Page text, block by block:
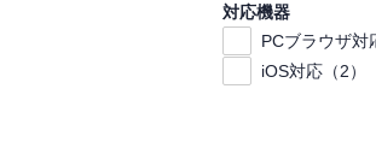
対応機器
PCブラウザ対
iOS対応（2）